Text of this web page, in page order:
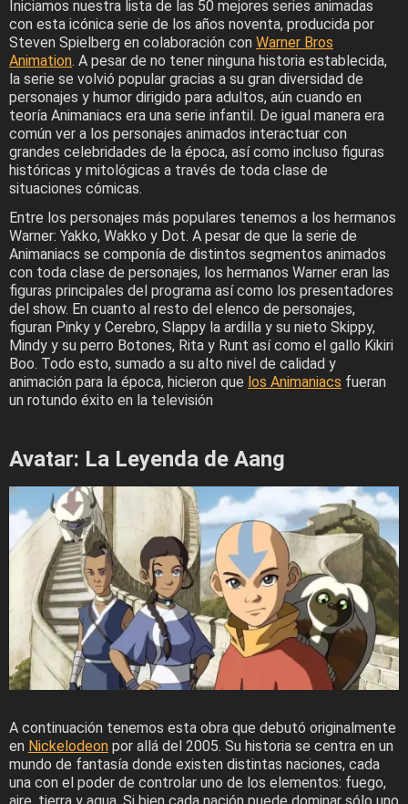
Iniciamos nuestra lista de las 50 mejores series animadas
con esta icónica serie de los años noventa, producida por
Steven Spielberg en colaboración con Warner Bros
Animation. A pesar de no tener ninguna historia establecida,
la serie se volvió popular gracias a su gran diversidad de
personajes y humor dirigido para adultos, aún cuando en
teoría Animaniacs era una serie infantil. De igual manera era
común ver a los personajes animados interactuar con
grandes celebridades de la época, así como incluso figuras
históricas y mitológicas a través de toda clase de
situaciones cómicas.
Entre los personajes más populares tenemos a los hermanos
Warner: Yakko, Wakko y Dot. A pesar de que la serie de
Animaniacs se componía de distintos segmentos animados
con toda clase de personajes, los hermanos Warner eran las
figuras principales del programa así como los presentadores
del show. En cuanto al resto del elenco de personajes,
figuran Pinky y Cerebro, Slappy la ardilla y su nieto Skippy,
Mindy y su perro Botones, Rita y Runt así como el gallo Kikiri
Boo. Todo esto, sumado a su alto nivel de calidad y
animación para la época, hicieron que los Animaniacs fueran
un rotundo éxito en la televisión
Avatar: La Leyenda de Aang
A continuación tenemos esta obra que debutó originalmente
en Nickelodeon por allá del 2005. Su historia se centra en un
mundo de fantasía donde existen distintas naciones, cada
una con el poder de controlar uno de los elementos: fuego,